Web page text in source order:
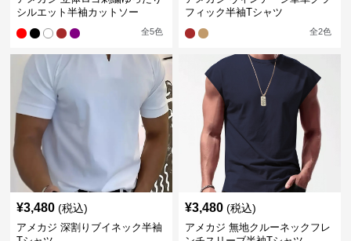
シルエット半袖カットソー
全5色
フィック半袖Tシャツ
全2色
¥3,480 (税込)
アメカジ 深割りブイネック半袖
¥3,480 (税込)
アメカジ 無地クルーネックフレ